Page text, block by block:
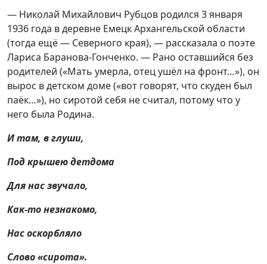
— Николай Михайлович Рубцов родился 3 января
1936 года в деревне Емецк Архангельской области
(тогда ещё — Северного края), — рассказала о поэте
Лариса Баранова-Гонченко. — Рано оставшийся без
родителей («Мать умерла, отец ушёл на фронт…»), он
вырос в детском доме («вот говорят, что скуден был
паёк…»), но сиротой себя не считал, потому что у
него была Родина.
И там, в глуши,
Под крышею детдома
Для нас звучало,
Как-то незнакомо,
Нас оскорбляло
Слово «сирота».